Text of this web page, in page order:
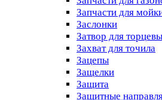
Запчасти для
Заслонки
Затвор для
Захват для точила
Зацепы
Защелки
Защита
Защитные